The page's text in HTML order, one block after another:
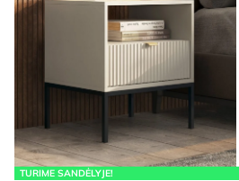
TURIME SANDĖLYJE!